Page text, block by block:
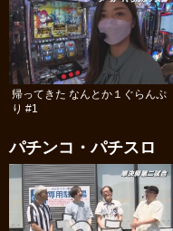
帰ってきた なんとか１ぐらんぷ
り #1
パチンコ・パチスロ